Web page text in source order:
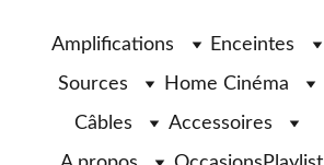
Amplifications
Enceintes
Sources
Home Cinéma
Câbles
Accessoires